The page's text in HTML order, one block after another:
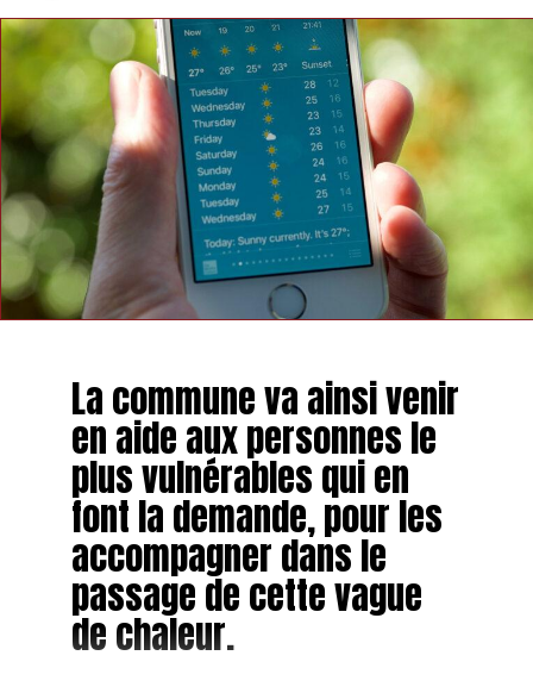
La commune va ainsi venir
en aide aux personnes le
plus vulnérables qui en
font la demande, pour les
accompagner dans le
passage de cette vague
de chaleur.